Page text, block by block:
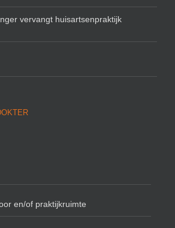
vervangt huisartsenpraktijk
en/of praktijkruimte